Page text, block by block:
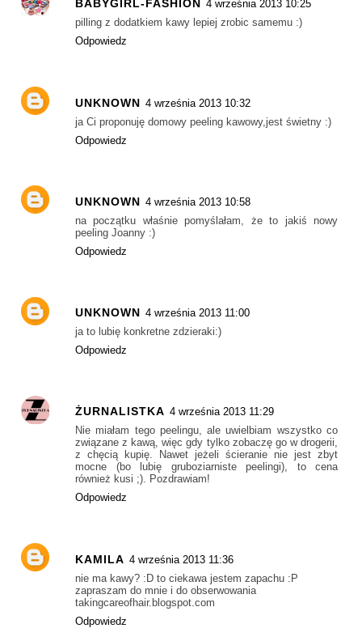
BABYGIRL-FASHION 4 września 2013 10:25
pilling z dodatkiem kawy lepiej zrobic samemu :)
Odpowiedz
UNKNOWN 4 września 2013 10:32
ja Ci proponuję domowy peeling kawowy,jest świetny :)
Odpowiedz
UNKNOWN 4 września 2013 10:58
na początku właśnie pomyślałam, że to jakiś nowy
peeling Joanny :)
Odpowiedz
UNKNOWN 4 września 2013 11:00
ja to lubię konkretne zdzieraki:)
Odpowiedz
ŻURNALISTKA 4 września 2013 11:29
Nie miałam tego peelingu, ale uwielbiam wszystko co
związane z kawą, więc gdy tylko zobaczę go w drogerii,
z chęcią kupię. Nawet jeżeli ścieranie nie jest zbyt
mocne (bo lubię gruboziarniste peelingi), to cena
również kusi ;). Pozdrawiam!
Odpowiedz
KAMILA 4 września 2013 11:36
nie ma kawy? :D to ciekawa jestem zapachu :P
zapraszam do mnie i do obserwowania
takingcareofhair.blogspot.com
Odpowiedz